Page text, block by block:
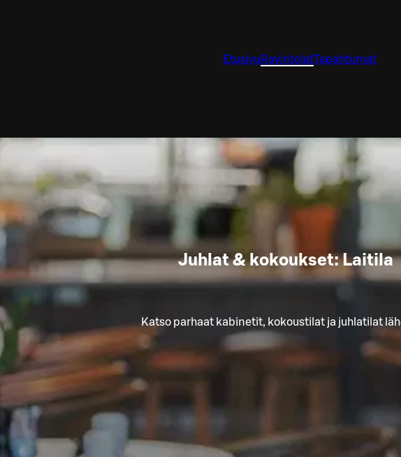
Etusivu RavintolatTapahtumat
Juhlat & kokoukset: Laitila
Katso parhaat kabinetit, kokoustilat ja juhlatilat